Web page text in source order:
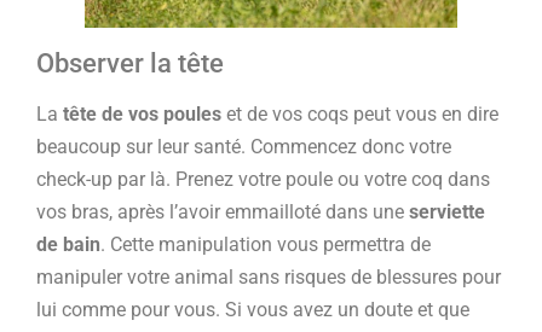
Observer la tête
La tête de vos poules et de vos coqs peut vous en dire
beaucoup sur leur santé. Commencez donc votre
check-up par là. Prenez votre poule ou votre coq dans
vos bras, après l’avoir emmailloté dans une serviette
de bain. Cette manipulation vous permettra de
manipuler votre animal sans risques de blessures pour
lui comme pour vous. Si vous avez un doute et que